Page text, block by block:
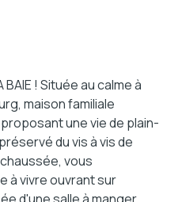
BAIE ! Située au calme à
maison familiale
une vie de plain-
du vis à vis de
vous
à vivre ouvrant sur